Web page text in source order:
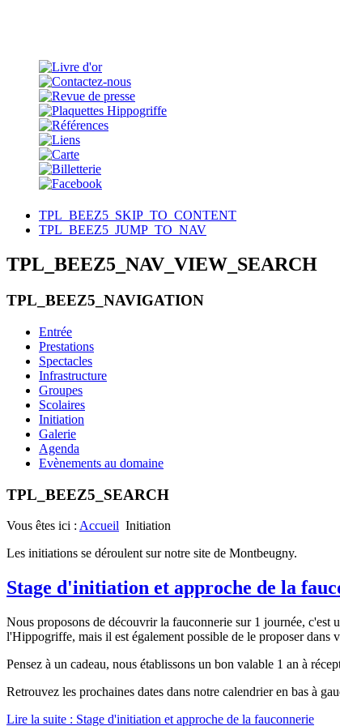
TPL_BEEZ5_SKIP_TO_CONTENT
TPL_BEEZ5_JUMP_TO_NAV
TPL_BEEZ5_NAV_VIEW_SEARCH
TPL_BEEZ5_NAVIGATION
Entrée
Prestations
Spectacles
Infrastructure
Groupes
Scolaires
Initiation
Galerie
Agenda
Evènements au domaine
TPL_BEEZ5_SEARCH
Vous êtes ici : Accueil Initiation
Les initiations se déroulent sur notre site de Montbeugny.
Stage d'initiation et approche de la
Nous proposons de découvrir la fauconnerie sur 1 journée, c'est
l'Hippogriffe, mais il est également possible de le proposer dans
Pensez à un cadeau, nous établissons un bon valable 1 an à
Retrouvez les prochaines dates dans notre calendrier en bas à
Lire la suite : Stage d'initiation et approche de la fauconnerie